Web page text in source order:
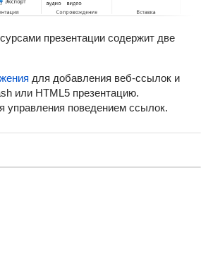
презентации содержит две
для добавления веб-ссылок и
или HTML5 презентацию.
управления поведением ссылок.